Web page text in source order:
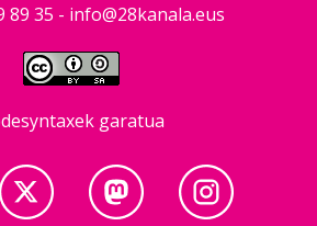
89 35 - info@28kanala.eus
garatua